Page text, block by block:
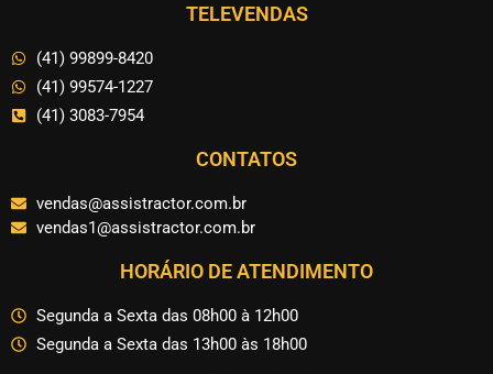
TELEVENDAS
(41) 99899-8420
(41) 99574-1227
(41) 3083-7954
CONTATOS
vendas@assistractor.com.br
vendas1@assistractor.com.br
HORÁRIO DE ATENDIMENTO
Segunda a Sexta das 08h00 à 12h00
Segunda a Sexta das 13h00 às 18h00